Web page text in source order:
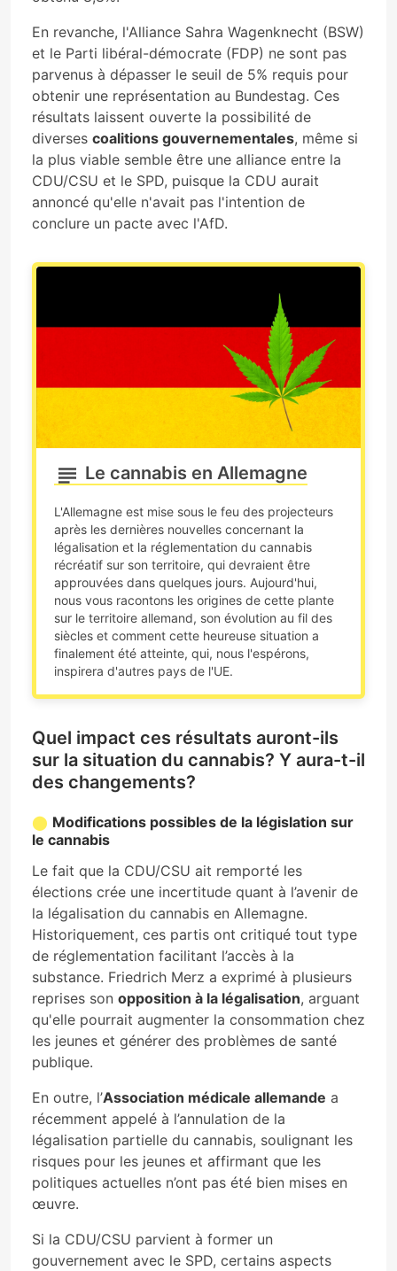
En revanche, l'Alliance Sahra Wagenknecht (BSW)
et le Parti libéral-démocrate (FDP) ne sont pas
parvenus à dépasser le seuil de 5% requis pour
obtenir une représentation au Bundestag. Ces
résultats laissent ouverte la possibilité de
diverses coalitions gouvernementales, même si
la plus viable semble être une alliance entre la
CDU/CSU et le SPD, puisque la CDU aurait
annoncé qu'elle n'avait pas l'intention de
conclure un pacte avec l'AfD.
Le cannabis en Allemagne
L'Allemagne est mise sous le feu des projecteurs
après les dernières nouvelles concernant la
légalisation et la réglementation du cannabis
récréatif sur son territoire, qui devraient être
approuvées dans quelques jours. Aujourd'hui,
nous vous racontons les origines de cette plante
sur le territoire allemand, son évolution au fil des
siècles et comment cette heureuse situation a
finalement été atteinte, qui, nous l'espérons,
inspirera d'autres pays de l'UE.
Quel impact ces résultats auront-ils
sur la situation du cannabis? Y aura-t-il
des changements?
Modifications possibles de la législation sur
le cannabis
Le fait que la CDU/CSU ait remporté les
élections crée une incertitude quant à l’avenir de
la légalisation du cannabis en Allemagne.
Historiquement, ces partis ont critiqué tout type
de réglementation facilitant l’accès à la
substance. Friedrich Merz a exprimé à plusieurs
reprises son opposition à la légalisation, arguant
qu'elle pourrait augmenter la consommation chez
les jeunes et générer des problèmes de santé
publique.
En outre, l’Association médicale allemande a
récemment appelé à l’annulation de la
légalisation partielle du cannabis, soulignant les
risques pour les jeunes et affirmant que les
politiques actuelles n’ont pas été bien mises en
œuvre.
Si la CDU/CSU parvient à former un
gouvernement avec le SPD, certains aspects